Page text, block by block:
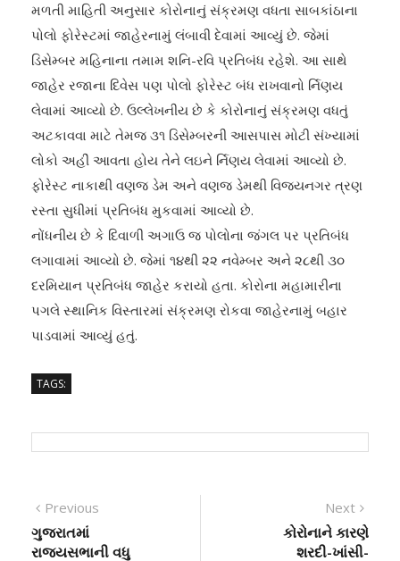
મળતી માહિતી અનુસાર કોરોનાનું સંક્રમણ વધતા સાબકાંઠાના
પોલો ફોરેસ્ટમાં જાહેરનામું લંબાવી દેવામાં આવ્યું છે. જેમાં
ડિસેમ્બર મહિનાના તમામ શનિ-રવિ પ્રતિબંધ રહેશે. આ સાથે
જાહેર રજાના દિવેસ પણ પોલો ફોરેસ્ટ બંધ રાખવાનો ર્નિણય
લેવામાં આવ્યો છે. ઉલ્લેખનીય છે કે કોરોનાનું સંક્રમણ વધતું
અટકાવવા માટે તેમજ ૩૧ ડિસેમ્બરની આસપાસ મોટી સંખ્યામાં
લોકો અહીં આવતા હોય તેને લઇને ર્નિણય લેવામાં આવ્યો છે.
ફોરેસ્ટ નાકાથી વણજ ડેમ અને વણજ ડેમથી વિજયનગર ત્રણ
રસ્તા સુધીમાં પ્રતિબંધ મુકવામાં આવ્યો છે.
નોંધનીય છે કે દિવાળી અગાઉ જ પોલોના જંગલ પર પ્રતિબંધ
લગાવામાં આવ્યો છે. જેમાં ૧૪થી ૨૨ નવેમ્બર અને ૨૮થી ૩૦
દરમિયાન પ્રતિબંધ જાહેર કરાયો હતા. કોરોના મહામારીના
પગલે સ્થાનિક વિસ્તારમાં સંક્રમણ રોકવા જાહેરનામું બહાર
પાડવામાં આવ્યું હતું.
TAGS:
Post
navigation
Previous
ગુજરાતમાં
રાજ્યસભાની વધુ
Next
post:
કોરોનાને કારણે
શરદી-ખાંસી-